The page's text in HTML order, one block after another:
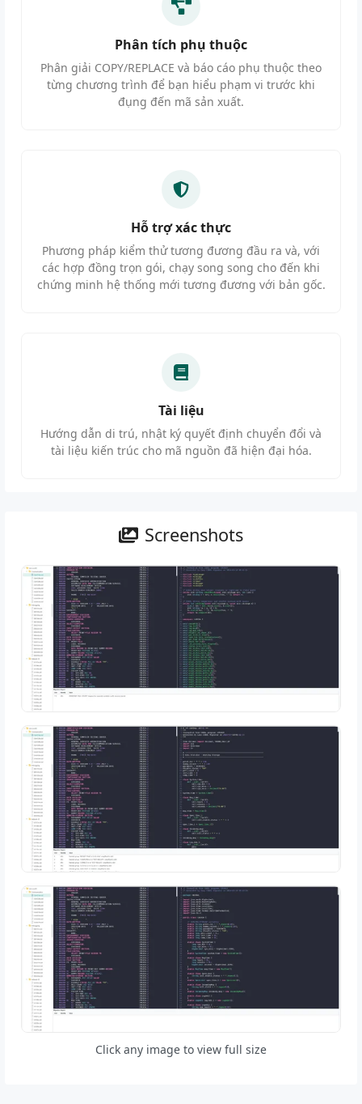
Phân tích phụ thuộc
Phân giải COPY/REPLACE và báo cáo phụ thuộc theo
từng chương trình để bạn hiểu phạm vi trước khi
đụng đến mã sản xuất.
Hỗ trợ xác thực
Phương pháp kiểm thử tương đương đầu ra và, với
các hợp đồng trọn gói, chạy song song cho đến khi
chứng minh hệ thống mới tương đương với bản gốc.
Tài liệu
Hướng dẫn di trú, nhật ký quyết định chuyển đổi và
tài liệu kiến trúc cho mã nguồn đã hiện đại hóa.
Screenshots
Click any image to view full size